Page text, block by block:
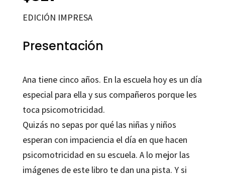
EDICIÓN IMPRESA
Presentación
Ana tiene cinco años. En la escuela hoy es un día
especial para ella y sus compañeros porque les
toca psicomotricidad.
Quizás no sepas por qué las niñas y niños
esperan con impaciencia el día en que hacen
psicomotricidad en su escuela. A lo mejor las
imágenes de este libro te dan una pista. Y si